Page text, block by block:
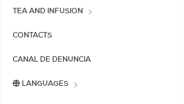
TEA AND INFUSION
CONTACTS
CANAL DE DENUNCIA
LANGUAGES